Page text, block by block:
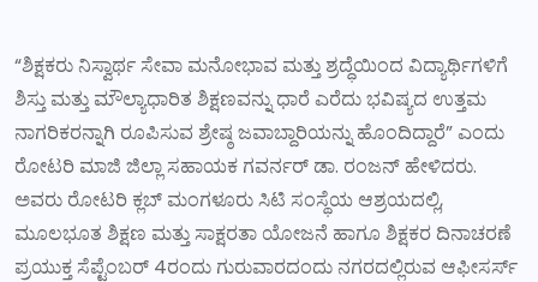
“ಶಿಕ್ಷಕರು ನಿಸ್ವಾರ್ಥ ಸೇವಾ ಮನೋಭಾವ ಮತ್ತು ಶ್ರದ್ಧೆಯಿಂದ ವಿದ್ಯಾರ್ಥಿಗಳಿಗೆ
ಶಿಸ್ತು ಮತ್ತು ಮೌಲ್ಯಾಧಾರಿತ ಶಿಕ್ಷಣವನ್ನು ಧಾರೆ ಎರೆದು ಭವಿಷ್ಯದ ಉತ್ತಮ
ನಾಗರಿಕರನ್ನಾಗಿ ರೂಪಿಸುವ ಶ್ರೇಷ್ಠ ಜವಾಬ್ದಾರಿಯನ್ನು ಹೊಂದಿದ್ದಾರೆ” ಎಂದು
ರೋಟರಿ ಮಾಜಿ ಜಿಲ್ಲಾ ಸಹಾಯಕ ಗವರ್ನರ್ ಡಾ. ರಂಜನ್ ಹೇಳಿದರು.
ಅವರು ರೋಟರಿ ಕ್ಲಬ್ ಮಂಗಳೂರು ಸಿಟಿ ಸಂಸ್ಥೆಯ ಆಶ್ರಯದಲ್ಲಿ,
ಮೂಲಭೂತ ಶಿಕ್ಷಣ ಮತ್ತು ಸಾಕ್ಷರತಾ ಯೋಜನೆ ಹಾಗೂ ಶಿಕ್ಷಕರ ದಿನಾಚರಣೆ
ಪ್ರಯುಕ್ತ ಸೆಪ್ಟೆಂಬರ್ 4ರಂದು ಗುರುವಾರದಂದು ನಗರದಲ್ಲಿರುವ ಆಫೀಸರ್ಸ್